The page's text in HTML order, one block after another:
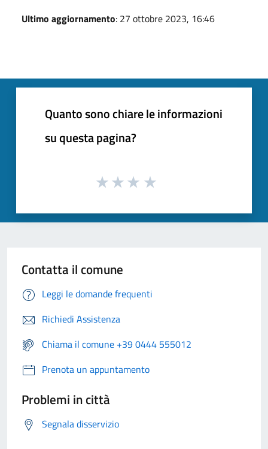
Ultimo aggiornamento: 27 ottobre 2023, 16:46
Quanto sono chiare le informazioni
su questa pagina?
Contatta il comune
Leggi le domande frequenti
Richiedi Assistenza
Chiama il comune +39 0444 555012
Prenota un appuntamento
Problemi in città
Segnala disservizio